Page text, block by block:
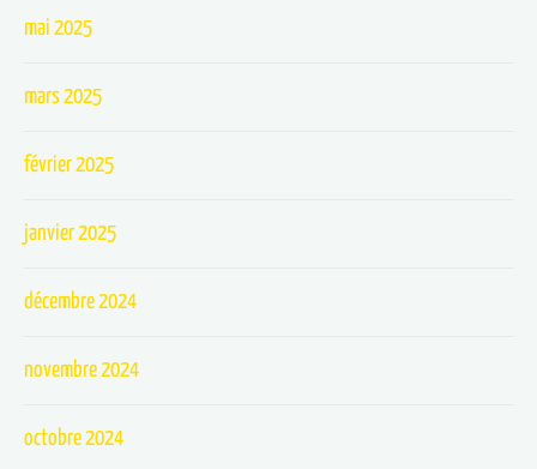
mai 2025
mars 2025
février 2025
janvier 2025
décembre 2024
novembre 2024
octobre 2024